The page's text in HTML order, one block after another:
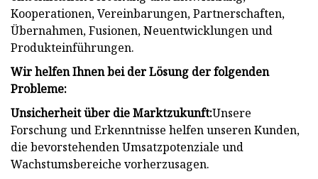
Kooperationen, Vereinbarungen, Partnerschaften,
Übernahmen, Fusionen, Neuentwicklungen und
Produkteinführungen.
Wir helfen Ihnen bei der Lösung der folgenden
Probleme:
Unsicherheit über die Marktzukunft:Unsere
Forschung und Erkenntnisse helfen unseren Kunden,
die bevorstehenden Umsatzpotenziale und
Wachstumsbereiche vorherzusagen.